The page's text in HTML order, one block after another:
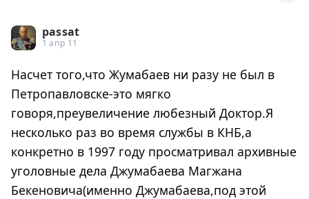
passat
1 апр 11
Насчет того,что Жумабаев ни разу не был в
Петропавловске-это мягко
говоря,преувеличение любезный Доктор.Я
несколько раз во время службы в КНБ,а
конкретно в 1997 году просматривал архивные
уголовные дела Джумабаева Магжана
Бекеновича(именно Джумабаева,под этой